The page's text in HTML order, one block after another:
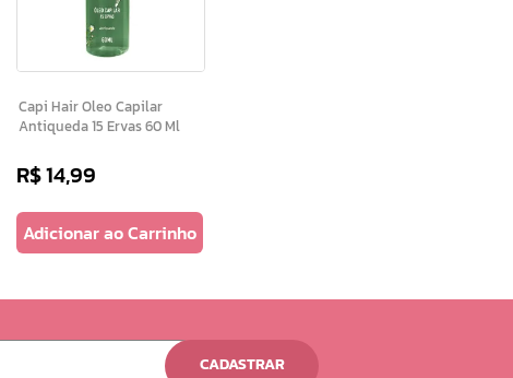
Capi Hair Oleo Capilar
Antiqueda 15 Ervas 60 Ml
R$14,99
Adicionar ao Carrinho
CADASTRAR